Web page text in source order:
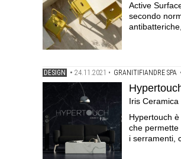
Active
secondo
DESIGN • 24.11.2021 • GRANITIFIANDRE SPA •
Iris
Hypertouch
che permette
i serramenti,